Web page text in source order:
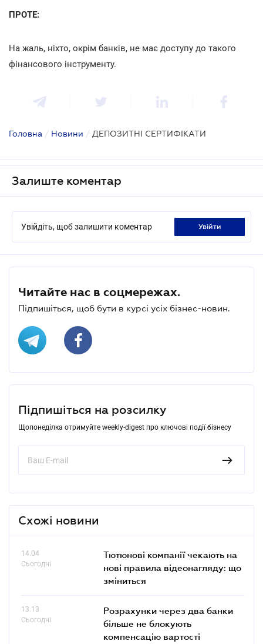
ПРОТЕ:
На жаль, ніхто, окрім банків, не має доступу до такого
фінансового інструменту.
Головна / Новини / ДЕПОЗИТНІ СЕРТИФІКАТИ
Залиште коментар
Увійдіть, щоб залишити коментар увійти
Читайте нас в соцмережах.
Підпишіться, щоб бути в курсі усіх бізнес-новин.
Підпишіться на розсилку
Щопонеділка отримуйте weekly-digest про ключові події бізнесу
Схожі новини
14.04
Сьогодні
Тютюнові компанії чекають на
нові правила відеонагляду: що
зміниться
13.13
Сьогодні
Розрахунки через два банки
більше не блокують
компенсацію вартості